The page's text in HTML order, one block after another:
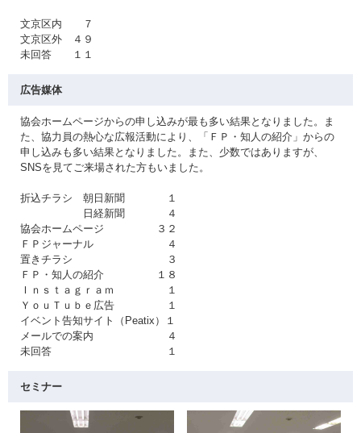
文京区内 ７
文京区外 ４９
未回答 １１
広告媒体
協会ホームページからの申し込みが最も多い結果となりました。ま
た、協力員の熱心な広報活動により、「ＦＰ・知人の紹介」からの
申し込みも多い結果となりました。また、少数ではありますが、
SNSを見てご来場された方もいました。
折込チラシ 朝日新聞 １
日経新聞 ４
協会ホームページ ３２
ＦＰジャーナル ４
置きチラシ ３
ＦＰ・知人の紹介 １８
Ｉｎｓｔａｇｒａｍ １
ＹｏｕＴｕｂｅ広告 １
イベント告知サイト（Peatix）１
メールでの案内 ４
未回答 １
セミナー